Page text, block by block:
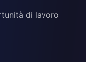
di lavoro